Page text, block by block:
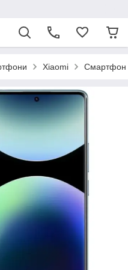
Xiaomi Смартфон